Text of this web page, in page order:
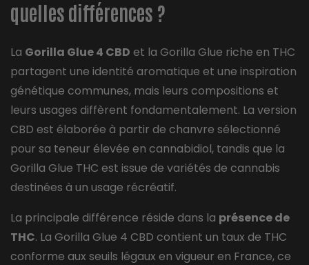
quelles différences ?
La Gorilla Glue 4 CBD et la Gorilla Glue riche en THC
partagent une identité aromatique et une inspiration
génétique communes, mais leurs compositions et
leurs usages diffèrent fondamentalement. La version
CBD est élaborée à partir de chanvre sélectionné
pour sa teneur élevée en cannabidiol, tandis que la
Gorilla Glue THC est issue de variétés de cannabis
destinées à un usage récréatif.
La principale différence réside dans la présence de
THC. La Gorilla Glue 4 CBD contient un taux de THC
conforme aux seuils légaux en vigueur en France, ce